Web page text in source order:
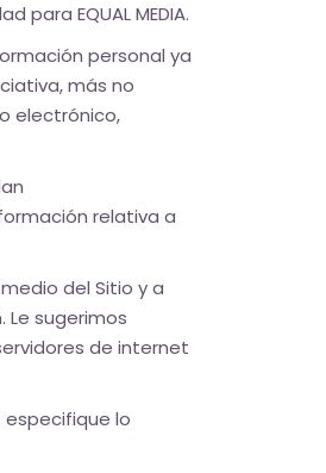
EQUAL MEDIA.
personal ya
más no
electrónico,
relativa a
del Sitio y a
sugerimos
de internet
especifique lo